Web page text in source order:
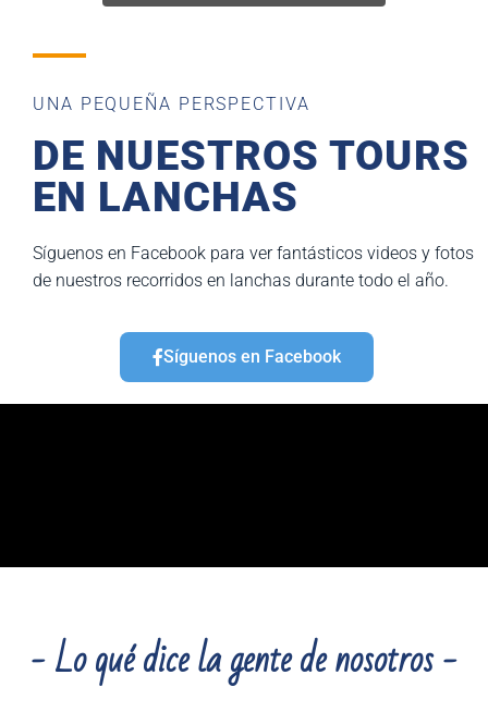
UNA PEQUEÑA PERSPECTIVA
DE NUESTROS TOURS
EN LANCHAS
Síguenos en Facebook para ver fantásticos videos y fotos
de nuestros recorridos en lanchas durante todo el año.
Síguenos en Facebook
- Lo qué dice la gente de nosotros -